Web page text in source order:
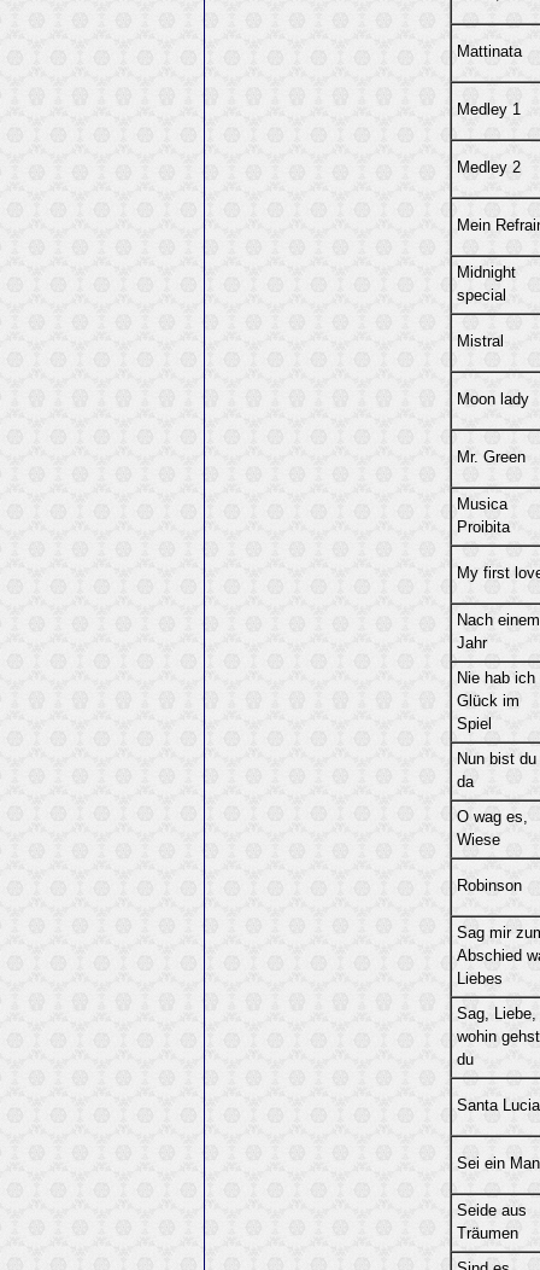
Mattinata
Medley 1
Medley 2
Mein
Midnight
special
Mistral
Moon lady
Mr. Green
Musica
Proibita
My first
Nach einem
Jahr
Nie hab ich
Glück im
Spiel
Nun bist du
da
O wag es,
Wiese
Robinson
Sag mir
Abschied
Liebes
Sag, Liebe,
wohin gehst
du
Santa Lucia
Sei ein
Seide aus
Träumen